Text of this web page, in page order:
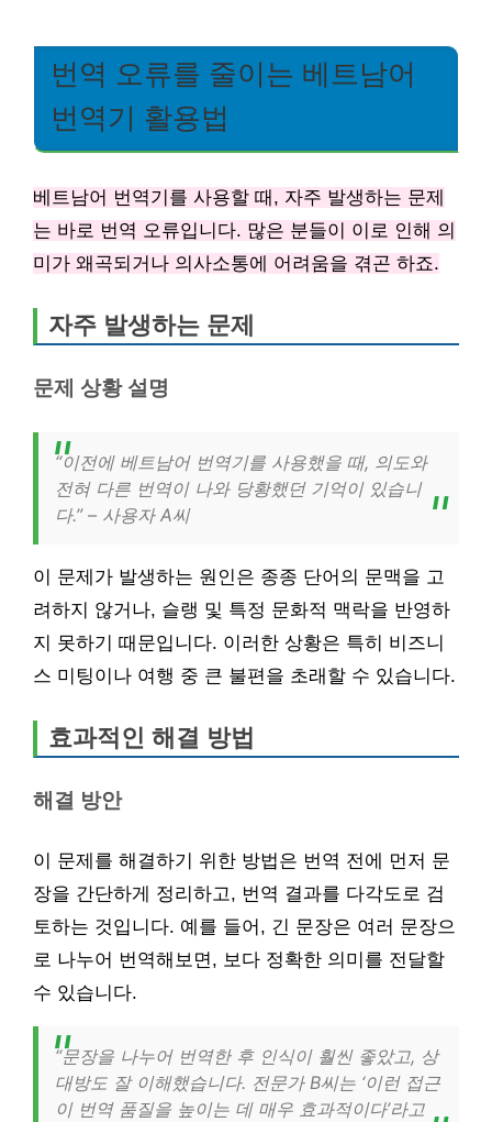
번역 오류를 줄이는 베트남어
번역기 활용법
베트남어 번역기를 사용할 때, 자주 발생하는 문제
는 바로 번역 오류입니다. 많은 분들이 이로 인해 의
미가 왜곡되거나 의사소통에 어려움을 겪곤 하죠.
자주 발생하는 문제
문제 상황 설명
“이전에 베트남어 번역기를 사용했을 때, 의도와
전혀 다른 번역이 나와 당황했던 기억이 있습니
다.” – 사용자 A씨
이 문제가 발생하는 원인은 종종 단어의 문맥을 고
려하지 않거나, 슬랭 및 특정 문화적 맥락을 반영하
지 못하기 때문입니다. 이러한 상황은 특히 비즈니
스 미팅이나 여행 중 큰 불편을 초래할 수 있습니다.
효과적인 해결 방법
해결 방안
이 문제를 해결하기 위한 방법은 번역 전에 먼저 문
장을 간단하게 정리하고, 번역 결과를 다각도로 검
토하는 것입니다. 예를 들어, 긴 문장은 여러 문장으
로 나누어 번역해보면, 보다 정확한 의미를 전달할
수 있습니다.
“문장을 나누어 번역한 후 인식이 훨씬 좋았고, 상
대방도 잘 이해했습니다. 전문가 B씨는 ‘이런 접근
이 번역 품질을 높이는 데 매우 효과적이다’라고